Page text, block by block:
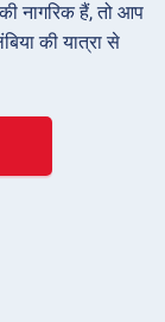
नागरिक हैं, तो आप
की यात्रा से